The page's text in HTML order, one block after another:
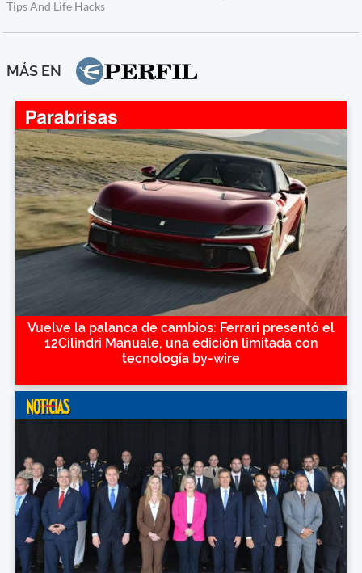
MÁS EN
Vuelve la palanca de cambios: Ferrari presentó el
12Cilindri Manuale, una edición limitada con
tecnología by-wire